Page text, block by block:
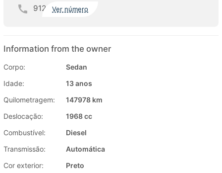
912 Ver número
Information from the owner
Corpo:
Sedan
Idade:
13 anos
Quilometragem:
147978 km
Deslocação:
1968 cc
Combustível:
Diesel
Transmissão:
Automática
Cor exterior:
Preto